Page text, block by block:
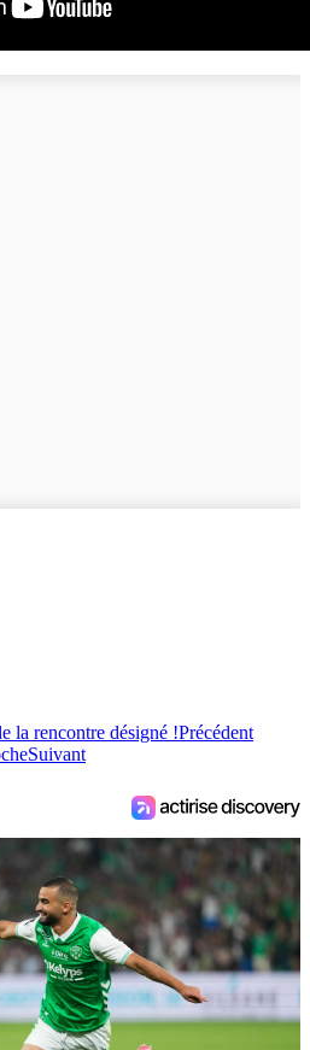
la rencontre désigné !Précédent
Suivant